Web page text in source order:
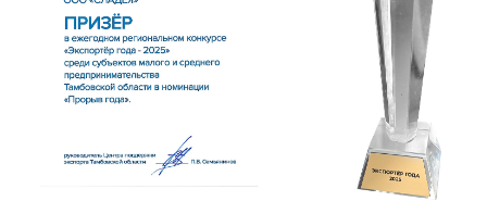
Мы всегда открыты и готовы к
сотрудничеству!
Запросить
коммерческое предложение